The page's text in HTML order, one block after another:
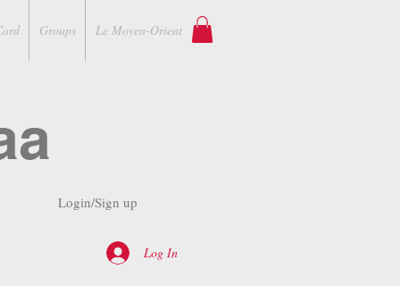
Groups Le Moyen-Orient
Login/Sign up
Log In